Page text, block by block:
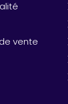
vente